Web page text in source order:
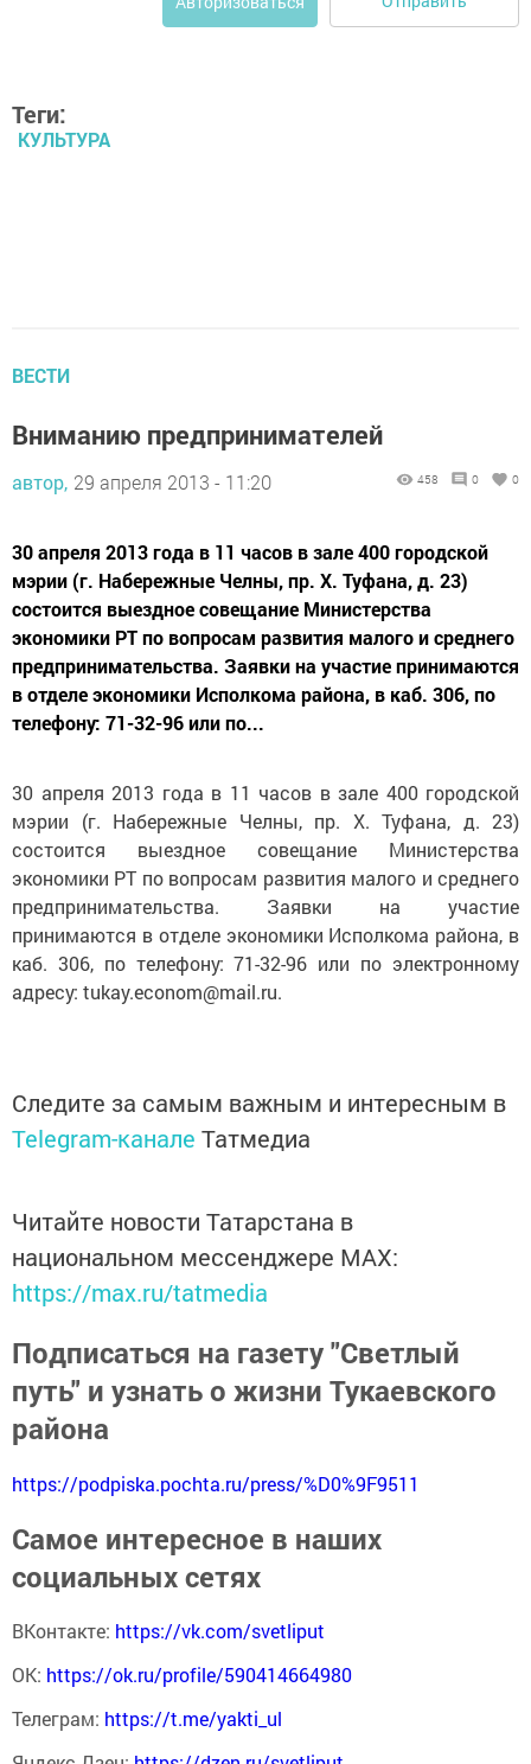
Теги:
КУЛЬТУРА
ВЕСТИ
Вниманию предпринимателей
автор, 29 апреля 2013 - 11:20 458 0 0
30 апреля 2013 года в 11 часов в зале 400 городской
мэрии (г. Набережные Челны, пр. Х. Туфана, д. 23)
состоится выездное совещание Министерства
экономики РТ по вопросам развития малого и среднего
предпринимательства. Заявки на участие принимаются
в отделе экономики Исполкома района, в каб. 306, по
телефону: 71-32-96 или по...
30 апреля 2013 года в 11 часов в зале 400 городской
мэрии (г. Набережные Челны, пр. Х. Туфана, д. 23)
состоится выездное совещание Министерства
экономики РТ по вопросам развития малого и среднего
предпринимательства. Заявки на участие
принимаются в отделе экономики Исполкома района, в
каб. 306, по телефону: 71-32-96 или по электронному
адресу: tukay.econom@mail.ru.
Следите за самым важным и интересным в
Telegram-канале Татмедиа
Читайте новости Татарстана в
национальном мессенджере MАХ:
https://max.ru/tatmedia
Подписаться на газету "Светлый
путь" и узнать о жизни Тукаевского
района
https://podpiska.pochta.ru/press/%D0%9F9511
Самое интересное в наших
социальных сетях
ВКонтакте: https://vk.com/svetliput
ОК: https://ok.ru/profile/590414664980
Телеграм: https://t.me/yakti_ul